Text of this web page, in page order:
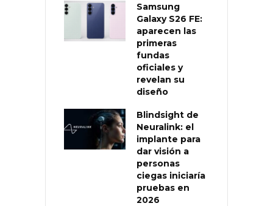
Samsung
Galaxy S26 FE:
aparecen las
primeras
fundas
oficiales y
revelan su
diseño
Blindsight de
Neuralink: el
implante para
dar visión a
personas
ciegas iniciaría
pruebas en
2026